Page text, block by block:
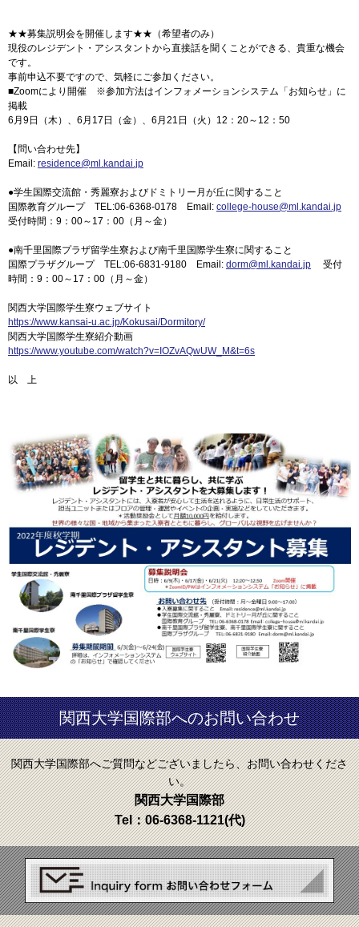
★★募集説明会を開催します★★（希望者のみ）
現役のレジデント・アシスタントから直接話を聞くことができる、貴重な機会
です。
事前申込不要ですので、気軽にご参加ください。
■Zoomにより開催 ※参加方法はインフォメーションシステム「お知らせ」に
掲載
6月9日（木）、6月17日（金）、6月21日（火）12：20～12：50
【問い合わせ先】
Email: residence@ml.kandai.jp
●学生国際交流館・秀麗寮およびドミトリー月が丘に関すること
国際教育グループ TEL:06-6368-0178 Email: college-house@ml.kandai.jp
受付時間：9：00～17：00（月～金）
●南千里国際プラザ留学生寮および南千里国際学生寮に関すること
国際プラザグループ TEL:06-6831-9180 Email: dorm@ml.kandai.jp 受付
時間：9：00～17：00（月～金）
関西大学国際学生寮ウェブサイト
https://www.kansai-u.ac.jp/Kokusai/Dormitory/
関西大学国際学生寮紹介動画
https://www.youtube.com/watch?v=IOZvAQwUW_M&t=6s
以 上
関西大学国際部へのお問い合わせ
関西大学国際部へご質問などございましたら、お問い合わせくださ
い。
関西大学国際部
Tel：06-6368-1121(代)